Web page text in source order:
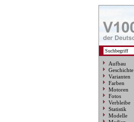
Aufbau
Geschichte
Varianten
Farben
Motoren
Fotos
Verbleibe
Statistik
Modelle